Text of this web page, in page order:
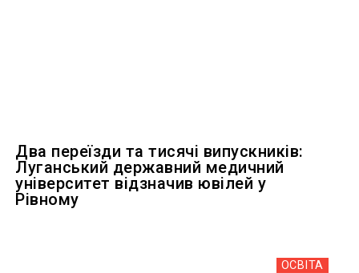
Два переїзди та тисячі випускників:
Луганський державний медичний
університет відзначив ювілей у
Рівному
ОСВІТА